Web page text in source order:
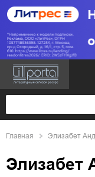
Главная Элизабет
Элизабет